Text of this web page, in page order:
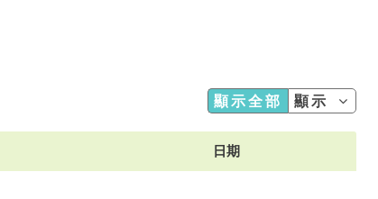
顯示全部 顯示
日期